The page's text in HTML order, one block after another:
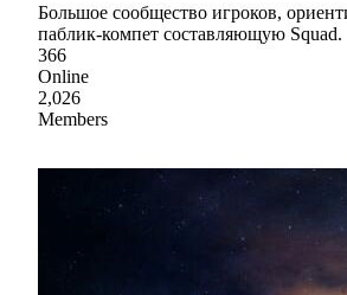
Большое сообщество игроков,
паблик-компет составляющую Squad.
366
Online
2,026
Members